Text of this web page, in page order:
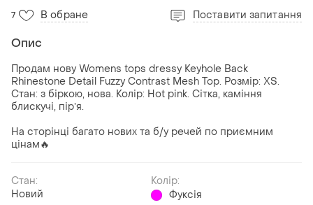
7 В обране Поставити запитання
Опис
Продам нову Womens tops dressy Keyhole Back
Rhinestone Detail Fuzzy Contrast Mesh Top. Розмір: XS.
Стан: з біркою, нова. Колір: Hot pink. Сітка, каміння
блискучі, пірʼя.
На сторінці багато нових та б/у речей по приємним
цінам🔥
Стан:
Новий
Колір:
Фуксія